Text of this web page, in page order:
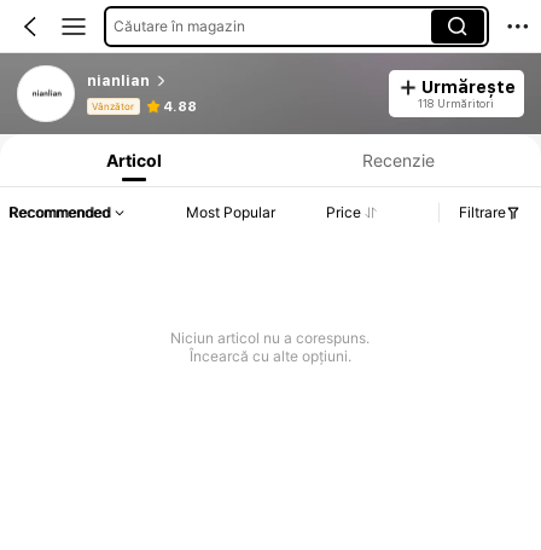
Căutare în magazin
nianlian
Vânzător 4.88
Urmărește
118 Urmăritori
Informații despre produs: Divulgarea prețului, detalii privind vânzările și stocul.
Articol Recenzie
Recommended Most Popular Price Filtrare
Niciun articol nu a corespuns.
Încearcă cu alte opțiuni.